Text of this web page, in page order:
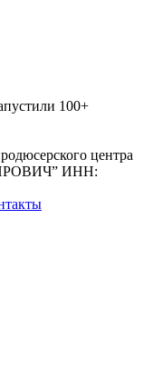
100+
центра
ИНН: